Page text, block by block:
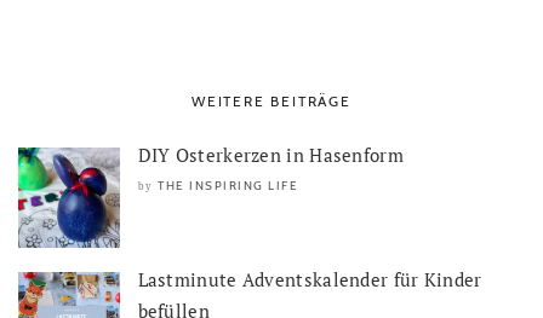
WEITERE BEITRÄGE
DIY Osterkerzen in Hasenform
by THE INSPIRING LIFE
Lastminute Adventskalender für Kinder
befüllen